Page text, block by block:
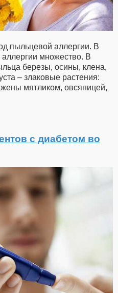
пыльцевой аллергии. В
множество. В
березы, осины, клена,
– злаковые растения:
мятликом, овсяницей,
с диабетом во